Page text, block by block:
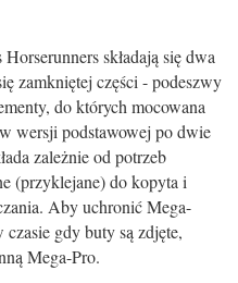
składają się dwa
zamkniętej części - podeszwy
do których mocowana
wersji podstawowej po dwie
zależnie od potrzeb
(przyklejane) do kopyta i
Aby uchronić Mega-
gdy buty są zdjęte,
Mega-Pro.